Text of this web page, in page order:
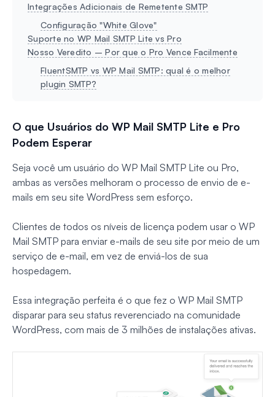
Integrações Adicionais de Remetente SMTP
Configuração "White Glove"
Suporte no WP Mail SMTP Lite vs Pro
Nosso Veredito – Por que o Pro Vence Facilmente
FluentSMTP vs WP Mail SMTP: qual é o melhor
plugin SMTP?
O que Usuários do WP Mail SMTP Lite e Pro
Podem Esperar
Seja você um usuário do WP Mail SMTP Lite ou Pro,
ambas as versões melhoram o processo de envio de e-
mails em seu site WordPress sem esforço.
Clientes de todos os níveis de licença podem usar o WP
Mail SMTP para enviar e-mails de seu site por meio de um
serviço de e-mail, em vez de enviá-los de sua
hospedagem.
Essa integração perfeita é o que fez o WP Mail SMTP
disparar para seu status reverenciado na comunidade
WordPress, com mais de 3 milhões de instalações ativas.